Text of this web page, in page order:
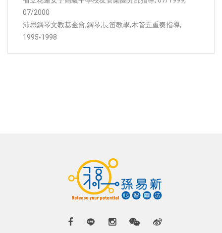
07/2000
沛思鋼琴文教基金會,鋼琴,長笛教學,木管五重奏指導,
1995-1998